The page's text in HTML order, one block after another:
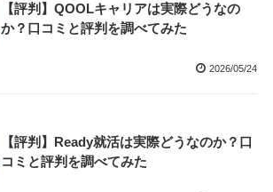
【評判】QOOLキャリアは実際どうなの
か？口コミと評判を調べてみた
2026/05/24
【評判】Ready就活は実際どうなのか？口
コミと評判を調べてみた